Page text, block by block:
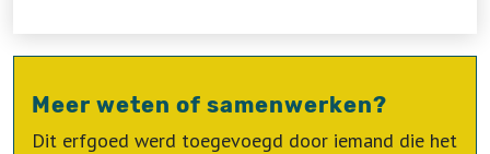
Meer weten of samenwerken?
Dit erfgoed werd toegevoegd door iemand die het